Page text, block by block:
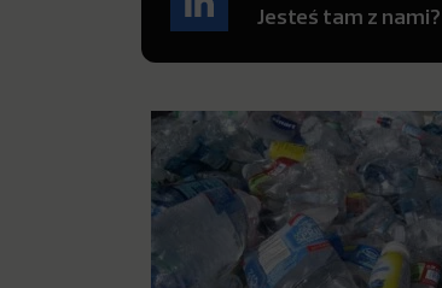
Jesteś tam z nami?